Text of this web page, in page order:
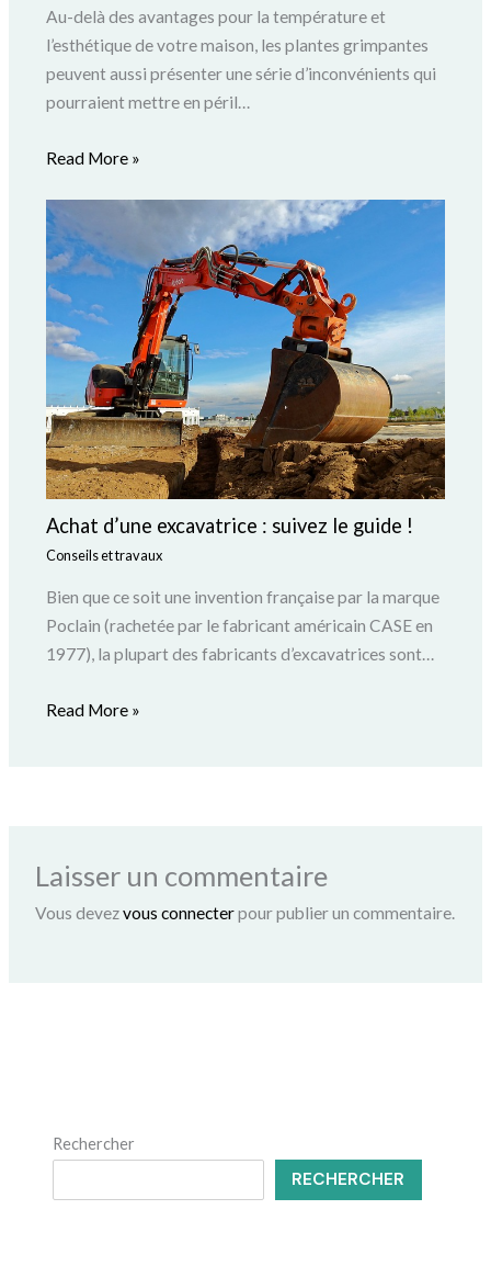
Au-delà des avantages pour la température et
l’esthétique de votre maison, les plantes grimpantes
peuvent aussi présenter une série d’inconvénients qui
pourraient mettre en péril…
Read More »
Achat d’une excavatrice : suivez le guide !
Conseils et travaux
Bien que ce soit une invention française par la marque
Poclain (rachetée par le fabricant américain CASE en
1977), la plupart des fabricants d’excavatrices sont…
Read More »
Laisser un commentaire
Vous devezvous connecterpour publier un commentaire.
Rechercher
RECHERCHER